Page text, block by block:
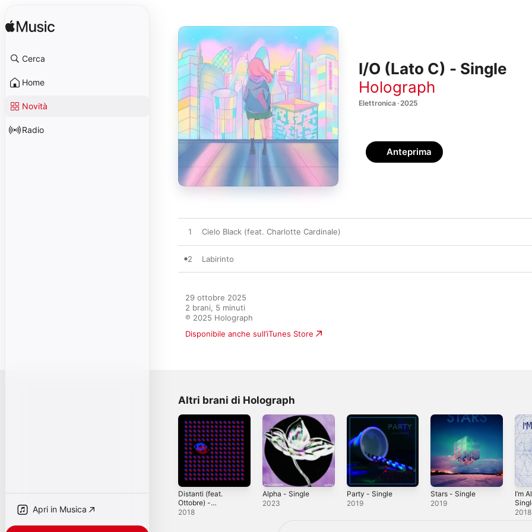
Cerca
Home
Novità
Radio
Apri in Musica
I/O (Lato C) - Single
Holograph
Elettronica · 2025
Anteprima
1 Cielo Black (feat. Charlotte Cardinale)
2 Labirinto
29 ottobre 2025
2 brani, 5 minuti
℗ 2025 Holograph
Disponibile anche sull’iTunes Store
Altri brani di Holograph
Distanti (feat.
Ottobre) -
Single
2018
Alpha - Single
2023
Party - Single
2019
Stars - Single
2019
I’m
2018